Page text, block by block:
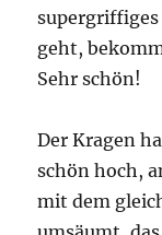
supergriffiges
geht,
Sehr schön!
Der Kragen
schön hoch,
mit dem